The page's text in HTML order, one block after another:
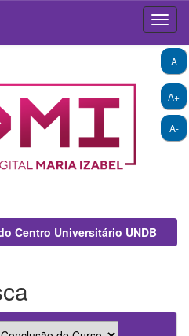
A+
A-
A
Centro Universitário UNDB